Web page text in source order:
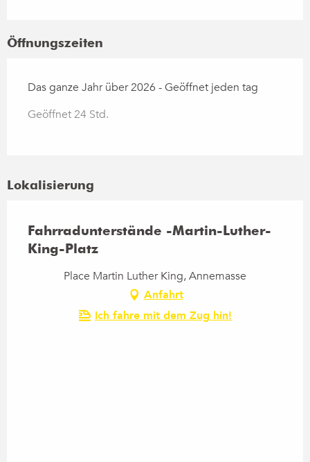
Öffnungszeiten
Das ganze Jahr über 2026 - Geöffnet jeden tag
Geöffnet 24 Std.
Lokalisierung
Fahrradunterstände -Martin-Luther-
King-Platz
Place Martin Luther King, Annemasse
Anfahrt
Ich fahre mit dem Zug hin!